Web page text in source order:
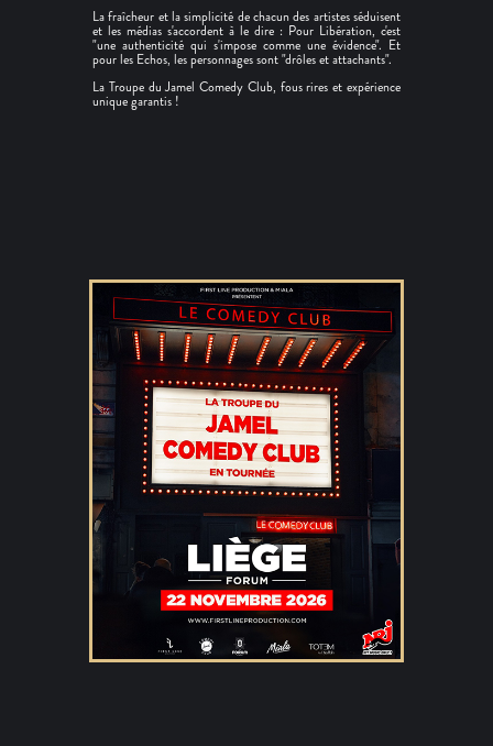
La fraîcheur et la simplicité de chacun des artistes séduisent
et les médias s'accordent à le dire : Pour Libération, c'est
"une authenticité qui s'impose comme une évidence". Et
pour les Echos, les personnages sont "drôles et attachants".
La Troupe du Jamel Comedy Club, fous rires et expérience
unique garantis !